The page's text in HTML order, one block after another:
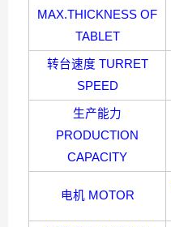
MAX.THICKNESS OF
TABLET
转台速度 TURRET
SPEED
生产能力
PRODUCTION
CAPACITY
电机MOTOR